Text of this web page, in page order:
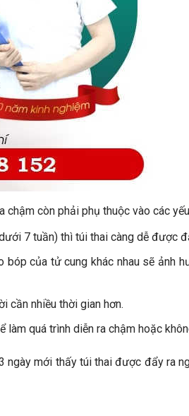
chậm còn phải phụ thuộc vào các
7 tuần) thì túi thai càng dễ được
của tử cung khác nhau sẽ ảnh
cần nhiều thời gian hơn.
làm quá trình diễn ra chậm hoặc
mới thấy túi thai được đẩy ra